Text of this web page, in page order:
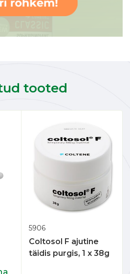
tooted
5906
Coltosol F ajutine
täidis purgis, 1 x 38g